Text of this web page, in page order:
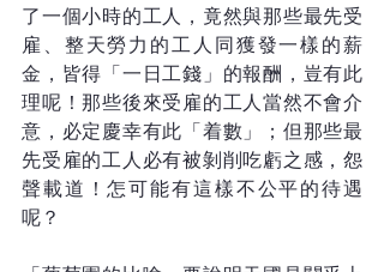
了一個小時的工人，竟然與那些最先受
雇、整天勞力的工人同獲發一樣的薪
金，皆得「一日工錢」的報酬，豈有此
理呢！那些後來受雇的工人當然不會介
意，必定慶幸有此「着數」；但那些最
先受雇的工人必有被剝削吃虧之感，怨
聲載道！怎可能有這樣不公平的待遇
呢？